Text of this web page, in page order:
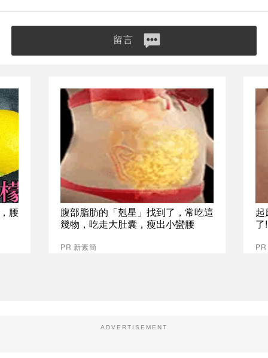
留言
腰
腹部脂肪的「剋星」找到了，常吃這
幾物，吃走大肚囊，瘦出小蠻腰
PR 新素簡
起
了
ADVERTISEMENT